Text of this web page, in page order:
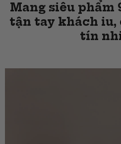
Mang siêu phẩm
tận tay khách iu,
tín